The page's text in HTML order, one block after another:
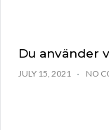
Du använder
JULY 15, 2021 NO